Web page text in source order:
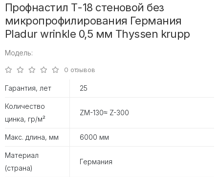
Профнастил Т-18 стеновой без
микропрофилирования Германия
Pladur wrinkle 0,5 мм Thyssen krupp
Модель:
0 отзывов
Гарантия, лет 25
Количество
цинка, гр/м²
ZM-130≈ Z-300
Макс. длина, мм 6000 мм
Материал
(страна)
Германия